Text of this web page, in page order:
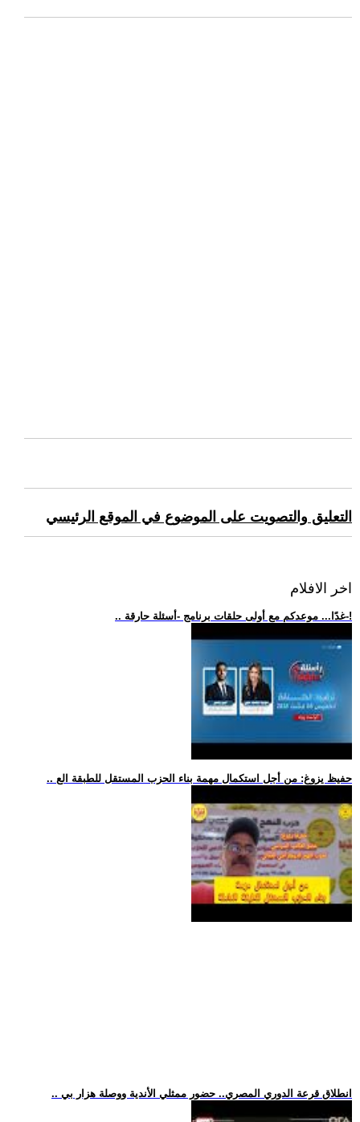
التعليق والتصويت على الموضوع في الموقع الرئيسي
اخر الافلام
.. غدًا... موعدكم مع أولى حلقات برنامج -أسئلة حارقة-!
.. حفيظ يزوغ: من أجل استكمال مهمة بناء الحزب المستقل للطبقة الع
.. انطلاق قرعة الدوري المصري.. حضور ممثلي الأندية ووصلة هزار بي